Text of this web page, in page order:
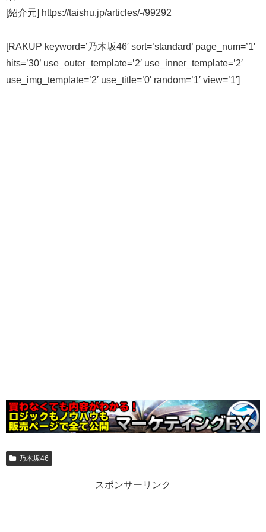
[紹介元] https://taishu.jp/articles/-/99292
[RAKUP keyword=’乃木坂46′ sort=’standard’ page_num=’1′
hits=’30’ use_outer_template=’2′ use_inner_template=’2′
use_img_template=’2′ use_title=’0′ random=’1′ view=’1′]
乃木坂46
スポンサーリンク